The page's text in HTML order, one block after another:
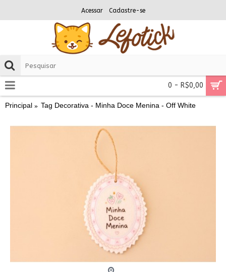
Acessar Cadastre-se
0 - R$0,00
Principal Tag Decorativa - Minha Doce Menina - Off White